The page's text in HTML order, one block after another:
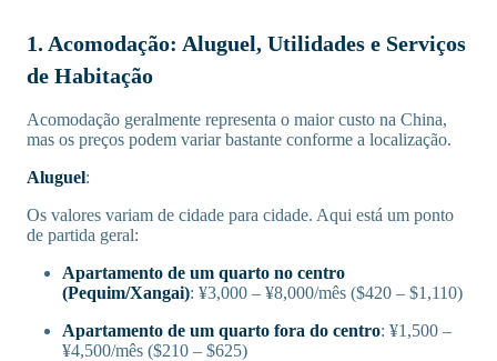
1. Acomodação: Aluguel, Utilidades e Serviços
de Habitação
Acomodação geralmente representa o maior custo na China,
mas os preços podem variar bastante conforme a localização.
Aluguel:
Os valores variam de cidade para cidade. Aqui está um ponto
de partida geral:
Apartamento de um quarto no centro
(Pequim/Xangai): ¥3,000 – ¥8,000/mês ($420 – $1,110)
Apartamento de um quarto fora do centro: ¥1,500 –
¥4,500/mês ($210 – $625)